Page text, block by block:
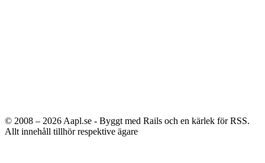
© 2008 – 2026 Aapl.se - Byggt med Rails och en kärlek för RSS.
Allt innehåll tillhör respektive ägare